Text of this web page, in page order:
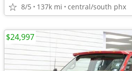
8/5 137k mi central/south phx
$24,997